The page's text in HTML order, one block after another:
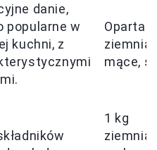
danie,
popularne w
kuchni, z
Oparta
mące,
1 kg